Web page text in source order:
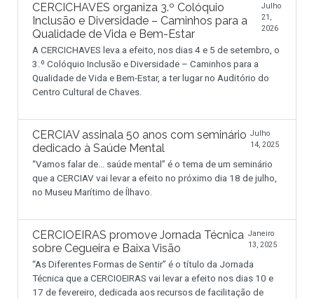
CERCICHAVES organiza 3.º Colóquio
Inclusão e Diversidade – Caminhos para a
Qualidade de Vida e Bem-Estar
Julho
21,
2026
A CERCICHAVES leva a efeito, nos dias 4 e 5 de setembro, o
3.º Colóquio Inclusão e Diversidade – Caminhos para a
Qualidade de Vida e Bem-Estar, a ter lugar no Auditório do
Centro Cultural de Chaves.
CERCIAV assinala 50 anos com seminário
dedicado à Saúde Mental
Julho
14, 2025
“Vamos falar de… saúde mental” é o tema de um seminário
que a CERCIAV vai levar a efeito no próximo dia 18 de julho,
no Museu Marítimo de Ílhavo.
CERCIOEIRAS promove Jornada Técnica
sobre Cegueira e Baixa Visão
Janeiro
13, 2025
“As Diferentes Formas de Sentir” é o título da Jornada
Técnica que a CERCIOEIRAS vai levar a efeito nos dias 10 e
17 de fevereiro, dedicada aos recursos de facilitação de